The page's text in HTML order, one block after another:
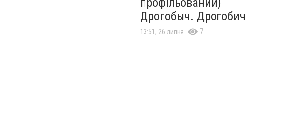
Дрогобыч. Дрогобич
13:51, 26 липня 7